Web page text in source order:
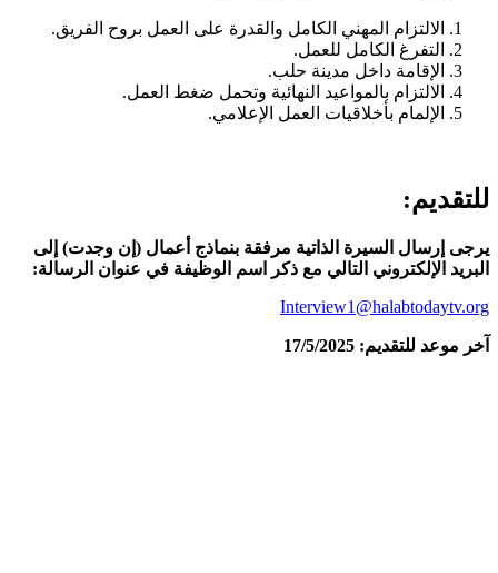
الالتزام المهني الكامل والقدرة على العمل بروح الفريق.
التفرغ الكامل للعمل.
الإقامة داخل مدينة حلب.
الالتزام بالمواعيد النهائية وتحمل ضغط العمل.
الإلمام بأخلاقيات العمل الإعلامي.
للتقديم:
يرجى إرسال السيرة الذاتية مرفقة بنماذج أعمال (إن وجدت) إلى
البريد الإلكتروني التالي مع ذكر اسم الوظيفة في عنوان الرسالة:
Interview1@halabtodaytv.org
آخر موعد للتقديم: 17/5/2025